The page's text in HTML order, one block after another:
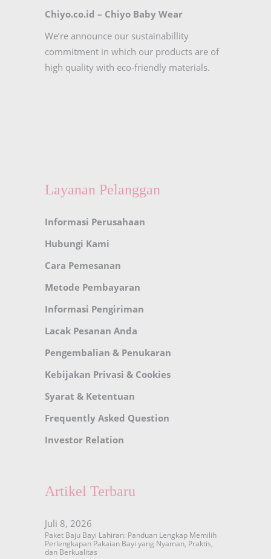
Chiyo.co.id – Chiyo Baby Wear
We’re announce our sustainabillity
commitment in which our products are of
high quality with eco-friendly materials.
Layanan Pelanggan
Informasi Perusahaan
Hubungi Kami
Cara Pemesanan
Metode Pembayaran
Informasi Pengiriman
Lacak Pesanan Anda
Pengembalian & Penukaran
Kebijakan Privasi & Cookies
Syarat & Ketentuan
Frequently Asked Question
Investor Relation
Artikel Terbaru
Juli 8, 2026
Paket Baju Bayi Lahiran: Panduan Lengkap Memilih
Perlengkapan Pakaian Bayi yang Nyaman, Praktis,
dan Berkualitas